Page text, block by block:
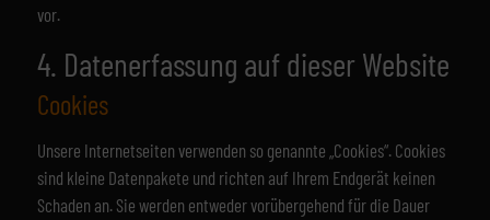
vor.
4. Datenerfassung auf dieser Website
Cookies
Unsere Internetseiten verwenden so genannte „Cookies“. Cookies
sind kleine Datenpakete und richten auf Ihrem Endgerät keinen
Schaden an. Sie werden entweder vorübergehend für die Dauer